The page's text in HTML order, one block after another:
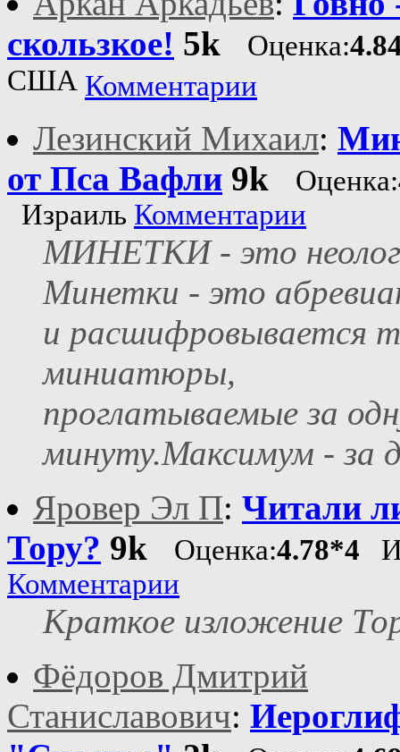
скользкое! 5k Оценка:
США Комментарии
Лезинский Михаил:
от Пса Вафли 9k Оценка:
Израиль Комментарии
МИНЕТКИ - это
Минетки - это
и расшифровывается
миниатюры,
проглатываемые за
минуту.Максимум - за
Яровер Эл П: Читали
Тору? 9k Оценка:4.78*4
Комментарии
Краткое изложение
Фёдоров Дмитрий
Станиславович: